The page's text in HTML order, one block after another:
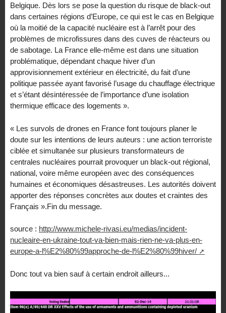
Belgique. Dès lors se pose la question du risque de black-out
dans certaines régions d’Europe, ce qui est le cas en Belgique
où la moitié de la capacité nucléaire est à l’arrêt pour des
problèmes de microfissures dans des cuves de réacteurs ou
de sabotage. La France elle-même est dans une situation
problématique, dépendant chaque hiver d’un
approvisionnement extérieur en électricité, du fait d’une
politique passée ayant favorisé l’usage du chauffage électrique
et s’étant désintéressée de l’importance d’une isolation
thermique efficace des logements ».
« Les survols de drones en France font toujours planer le
doute sur les intentions de leurs auteurs : une action terroriste
ciblée et simultanée sur plusieurs transformateurs de
centrales nucléaires pourrait provoquer un black-out régional,
national, voire même européen avec des conséquences
humaines et économiques désastreuses. Les autorités doivent
apporter des réponses concrètes aux doutes et craintes des
Français ».Fin du message.
source : http://www.michele-rivasi.eu/medias/incident-
nucleaire-en-ukraine-tout-va-bien-mais-rien-ne-va-plus-en-
europe-a-l%E2%80%99approche-de-l%E2%80%99hiver/
Donc tout va bien sauf à certain endroit ailleurs...